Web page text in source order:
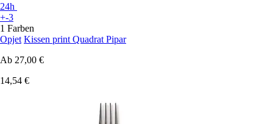
24h
+-3
1 Farben
Opjet Kissen print Quadrat Pipar
Ab 27,00 €
14,54 €